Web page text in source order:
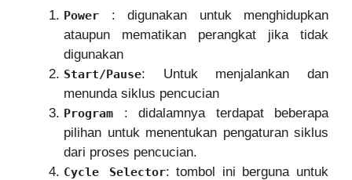
Power : digunakan untuk menghidupkan
ataupun mematikan perangkat jika tidak
digunakan
Start/Pause: Untuk menjalankan dan
menunda siklus pencucian
Program : didalamnya terdapat beberapa
pilihan untuk menentukan pengaturan siklus
dari proses pencucian.
Cycle Selector: tombol ini berguna untuk